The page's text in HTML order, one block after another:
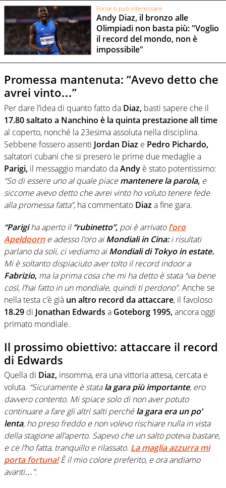
Forse ti può interessare
Andy Diaz, il bronzo alle
Olimpiadi non basta più: "Voglio
il record del mondo, non è
impossibile"
Promessa mantenuta: “Avevo detto che
avrei vinto…”
Per dare l’idea di quanto fatto da Diaz, basti sapere che il
17.80saltato a Nanchino è la quinta prestazione all time
al coperto, nonché la 23esima assoluta nella disciplina.
Sebbene fossero assenti Jordan Diaz e Pedro Pichardo,
saltatori cubani che si presero le prime due medaglie a
Parigi, il messaggio mandato daAndy è stato potentissimo:
“So di essere uno al quale piacemantenere la parola, e
siccome avevo detto che avrei vinto ho voluto tenere fede
alla promessa fatta”, ha commentato Diaza fine gara.
“Parigiha aperto il “rubinetto”, poi è arrivatol’oro
Apeldoorne adesso l’oro aiMondiali in Cina:i risultati
parlano da soli, ci vediamo aiMondiali di Tokyo in estate.
Mi è soltanto dispiaciuto aver tolto il record indoor a
Fabrizio, ma la prima cosa che mi ha detto è stata “va bene
così, l’hai fatto in un mondiale, quindi ti perdono”. Anche se
nella testa c’è già un altro record da attaccare, il favoloso
18.29 di Jonathan Edwards a Goteborg 1995,ancora oggi
primato mondiale.
Il prossimo obiettivo: attaccare il record
di Edwards
Quella di Diaz, insomma, era una vittoria attesa, cercata e
voluta. “Sicuramente è statala gara più importante, ero
davvero contento. Mi spiace solo di non aver potuto
continuare a fare gli altri salti perchéla gara era un po’
lenta, ho preso freddo e non volevo rischiare nulla in vista
della stagione all’aperto. Sapevo che un salto poteva bastare,
e ce l’ho fatta, tranquillo e rilassato. La maglia azzurra mi
porta fortuna!È il mio colore preferito, e ora andiamo
avanti…”.